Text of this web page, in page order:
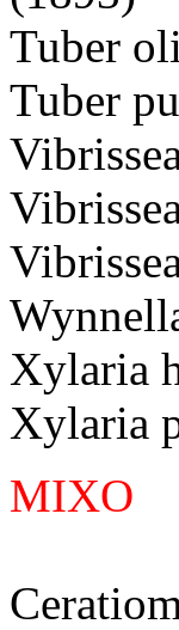
Tuber
Tuber
Xylaria
Xylaria
MIXO